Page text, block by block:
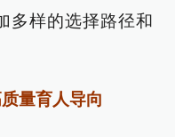
多样的选择路径和
量育人导向